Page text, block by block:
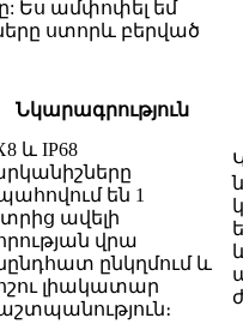
Ես ամփոփել եմ
ստորև բերված
Նկարագրություն
և IP68
են 1
ավելի
վրա
ընկղմում և
լիակատար